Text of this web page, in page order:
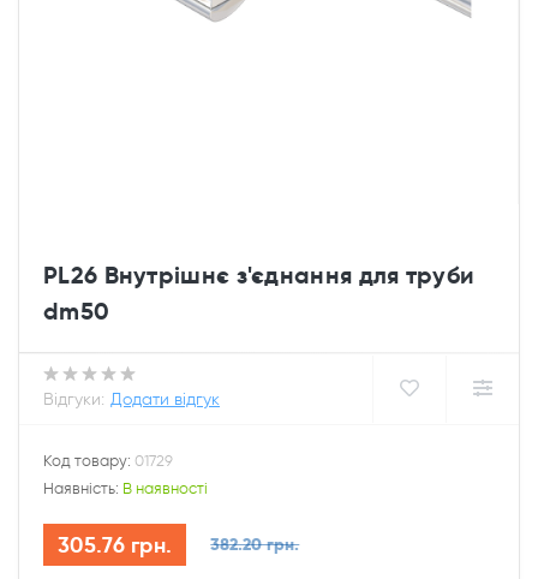
PL26 Внутрішнє з'єднання для труби
dm50
Відгуки: Додати відгук
Код товару: 01729
Наявність: В наявності
305.76 грн. 382.20 грн.